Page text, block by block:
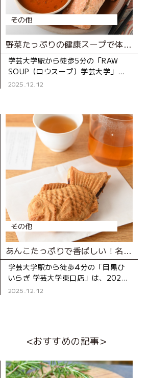
その他
野菜たっぷりの健康スープで体を芯からホカホカに
学芸大学駅から徒歩5分の「RAW
SOUP（ロウスープ）学芸大学」。
“心身の健康のために、質の良い食
2025.12.12
その他
あんこたっぷりで香ばしい！名店の味の極上たいやき
学芸大学駅から徒歩4分の「目黒ひ
いらぎ 学芸大学東口店」は、2021
年にオープンした、喫茶席を併設す
2025.12.12
<おすすめの記事>